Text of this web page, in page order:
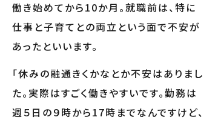
働き始めてから10か月。就職前は、特に
仕事と子育てとの両立という面で不安が
あったといいます。
「休みの融通きくかなとか不安はありまし
た。実際はすごく働きやすいです。勤務は
週５日の９時から17時までなんですけど、